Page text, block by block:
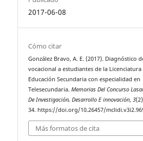
2017-06-08
Cómo citar
González Bravo, A. E. (2017). Diagnóstico
vocacional a estudiantes de la Licenciatura
Educación Secundaria con especialidad en
Telesecundaria.Memorias Del Concurso
De Investigación, Desarrollo E innovación,3
34. https://doi.org/10.26457/
Más formatos de cita